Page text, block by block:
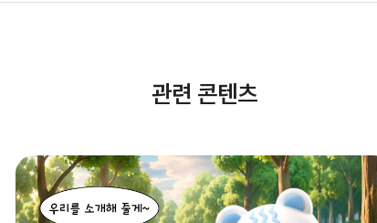
관련 콘텐츠